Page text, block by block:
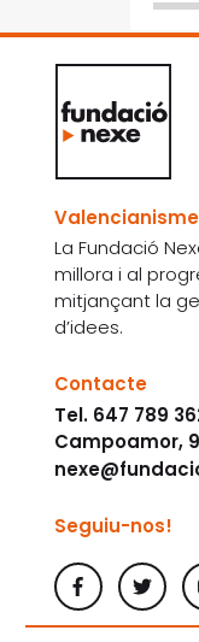
La Fundació
millora i al
mitjançant la
d’idees.
Contacte
Tel. 647 789
Campoamor,
Seguiu-nos!